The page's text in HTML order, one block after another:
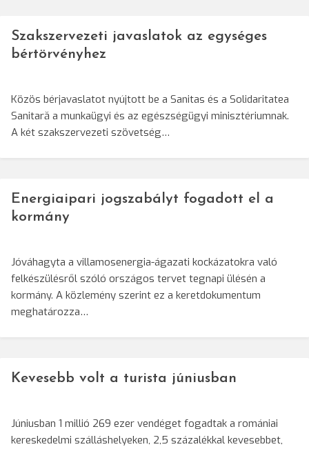
Szakszervezeti javaslatok az egységes
bértörvényhez
Közös bérjavaslatot nyújtott be a Sanitas és a Solidaritatea
Sanitară a munkaügyi és az egészségügyi minisztériumnak.
A két szakszervezeti szövetség…
Energiaipari jogszabályt fogadott el a
kormány
Jóváhagyta a villamosenergia-ágazati kockázatokra való
felkészülésről szóló országos tervet tegnapi ülésén a
kormány. A közlemény szerint ez a keretdokumentum
meghatározza…
Kevesebb volt a turista júniusban
Júniusban 1 millió 269 ezer vendéget fogadtak a romániai
kereskedelmi szálláshelyeken, 2,5 százalékkal kevesebbet,